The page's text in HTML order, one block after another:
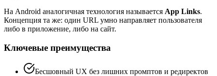
На Android аналогичная технология называется App Links.
Концепция та же: один URL умно направляет пользователя
либо в приложение, либо на сайт.
Ключевые преимущества
Бесшовный UX без лишних промптов и редиректов